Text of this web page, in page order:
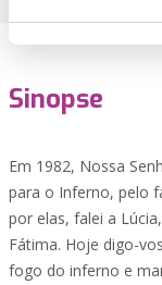
Sinopse
Em 1982, Nossa
para o Inferno, pelo
por elas, falei a
Fátima. Hoje digo-
fogo do inferno e